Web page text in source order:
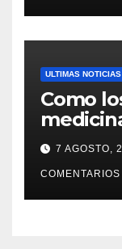
ULTIMAS NOTICIAS
Como
trampa
obtener
Fe y fue
7 AGOSTO,
COMENTARIOS